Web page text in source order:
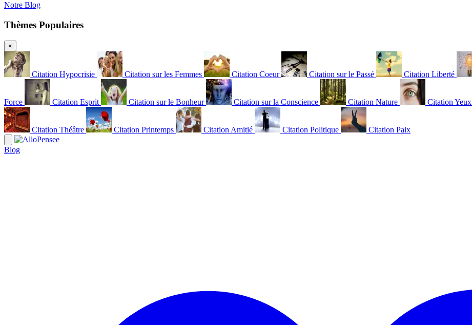
Notre Blog
Thèmes Populaires
×
Citation Hypocrisie Citation sur les Femmes Citation Coeur Citation sur le Passé Citation Liberté
Force Citation Esprit Citation sur le Bonheur Citation sur la Conscience Citation Nature Citation Yeux
Citation Théâtre Citation Printemps Citation Amitié Citation Politique Citation Paix
Blog